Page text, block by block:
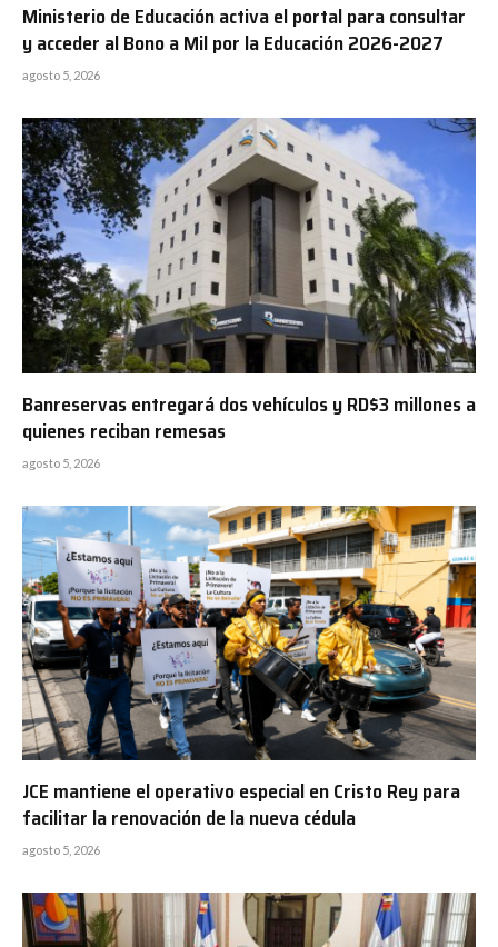
Ministerio de Educación activa el portal para consultar
y acceder al Bono a Mil por la Educación 2026-2027
agosto 5, 2026
Banreservas entregará dos vehículos y RD$3 millones a
quienes reciban remesas
agosto 5, 2026
JCE mantiene el operativo especial en Cristo Rey para
facilitar la renovación de la nueva cédula
agosto 5, 2026